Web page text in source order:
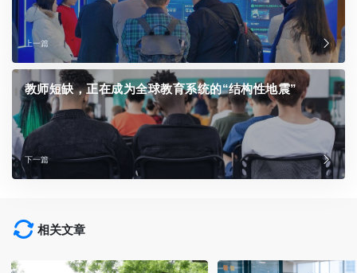
上一篇
教师短缺，正在成为全球教育系统的“结构性地震”
下一篇
相关文章